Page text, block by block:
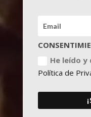
He leído
Política de